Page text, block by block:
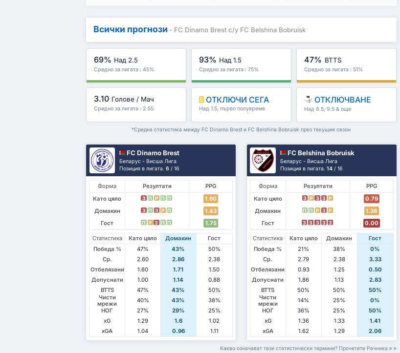
Всички прогнози - FC Dinamo Brest с/у FC Belshina Bobruisk
69% Над 2.5
Средно за лигата : 45%
93% Над 1.5
Средно за лигата : 75%
47% BTTS
Средно за лигата : 51%
3.10 Голове / Мач
Средно за лигата : 2.55
ОТКЛЮЧИ СЕГА
Над 1.5, първо полувреме
/второ полувреме & още
ОТКЛЮЧВАНЕ
Над 8.5, 9.5 & още
*Средна статистика между FC Dinamo Brest и FC Belshina Bobruisk през текущия сезон
FC Dinamo Brest
Беларус - Висша Лига
Позиция в лигата.6 / 16
Форма Резултати
PPG
Като цяло
З П P П П
1.60
Домакин
З П З P П
1.43
Гост
П P З П П 1.75
Статистика Като цяло Домакин
Гост
Победа %
47% 43%
50%
Ср.
2.60 2.86
2.38
Отбелязани
1.60 1.71
1.50
Допуснати
1.00 1.14
0.88
BTTS
47% 43%
50%
Чисти
мрежи
40% 43%
38%
НОГ
27% 29%
25%
xG
1.29 1.6
1.02
xGA
1.04 0.96 1.11
FC Belshina Bobruisk
Беларус - Висша Лига
Позиция в лигата.14 / 16
Форма Резултати
PPG
Като цяло
З P З З P
0.79
Домакин
П П P З P
1.38
Гост
З З З З З 0.00
Статистика Като цяло Домакин
Гост
Победа %
21% 38%
0%
Ср.
2.79 2.38
3.33
Отбелязани
0.93 1.25
0.50
Допуснати
1.86 1.13
2.83
BTTS
50% 50%
50%
Чисти
мрежи
14% 25%
0%
НОГ
36% 25%
50%
xG
1.36 1.33
1.41
xGA
1.62 1.29 2.06
Какво означават тези статистически термини? Прочетете Речника